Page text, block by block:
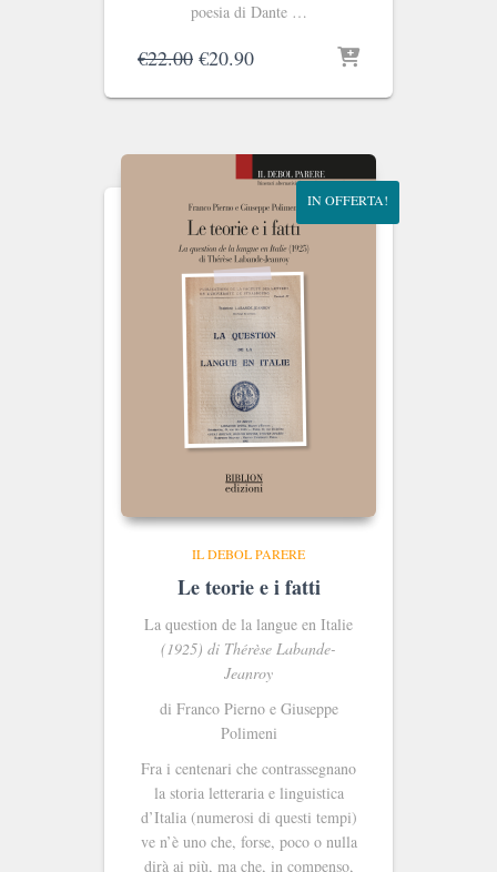
poesia di Dante …
€22.00 Il
originale
€22.00.
€20.90Il
attuale
€20.90.
IN OFFERTA!
IL DEBOL PARERE
Le teorie e i fatti
La question de la langue en Italie
(1925) di Thérèse Labande-
Jeanroy
di Franco Pierno e Giuseppe
Polimeni
Fra i centenari che contrassegnano
la storia letteraria e linguistica
d’Italia (numerosi di questi tempi)
ve n’è uno che, forse, poco o nulla
dirà ai più, ma che, in compenso,